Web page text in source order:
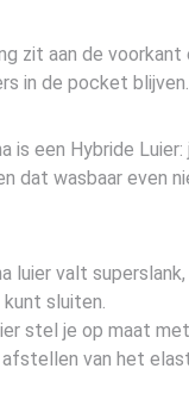
zit aan de
in de pocket blijven.
is een Hybride
dat wasbaar even
luier valt
kunt sluiten.
stel je op maat
van het